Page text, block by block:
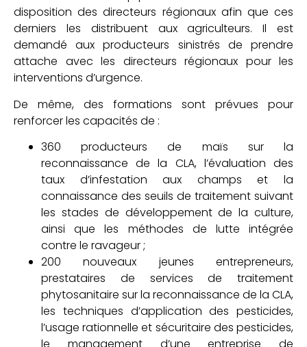
disposition des directeurs régionaux afin que ces
derniers les distribuent aux agriculteurs. Il est
demandé aux producteurs sinistrés de prendre
attache avec les directeurs régionaux pour les
interventions d’urgence.
De même, des formations sont prévues pour
renforcer les capacités de :
360 producteurs de maïs sur la
reconnaissance de la CLA, l’évaluation des
taux d’infestation aux champs et la
connaissance des seuils de traitement suivant
les stades de développement de la culture,
ainsi que les méthodes de lutte intégrée
contre le ravageur ;
200 nouveaux jeunes entrepreneurs,
prestataires de services de traitement
phytosanitaire sur la reconnaissance de la CLA,
les techniques d’application des pesticides,
l’usage rationnelle et sécuritaire des pesticides,